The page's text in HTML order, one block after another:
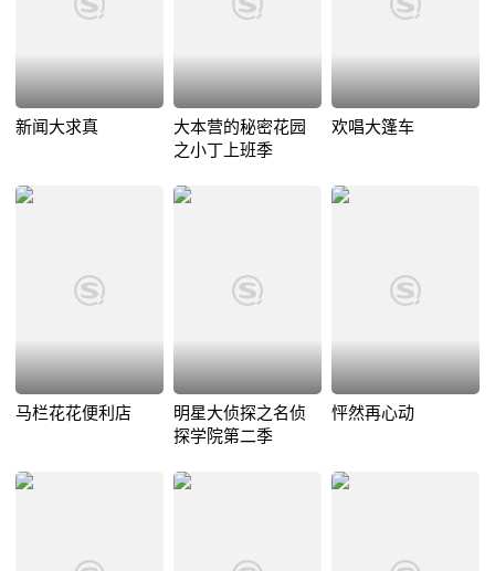
新闻大求真
大本营的秘密花园
之小丁上班季
欢唱大篷车
马栏花花便利店
明星大侦探之名侦
探学院第二季
怦然再心动